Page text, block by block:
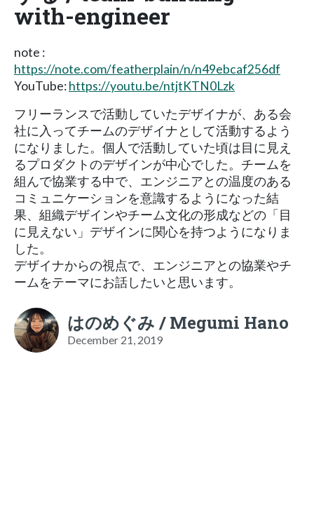
with-engineer
note :
https://note.com/featherplain/n/n49ebcaf256df
YouTube:https://youtu.be/ntjtKTN0Lzk
フリーランスで活動していたデザイナが、ある会
社に入ってチームのデザイナとして活動するよう
になりました。個人で活動していた頃は目に見え
るプロダクトのデザインが中心でした。チームを
組んで協業する中で、エンジニアとの温度のある
コミュニケーションを意識するようになった結
果、組織デザインやチーム文化の形成などの「目
に見えない」デザインに関心を持つようになりま
した。
デザイナからの視点で、エンジニアとの協業やチ
ームをテーマにお話したいと思います。
はのめぐみ / Megumi Hano
December 21, 2019